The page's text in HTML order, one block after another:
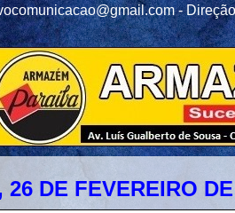
-
26 DE FEVEREIRO